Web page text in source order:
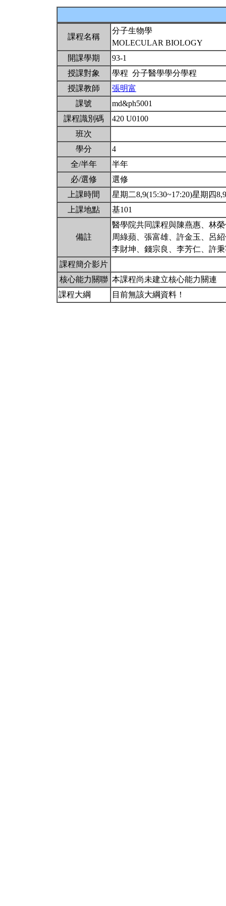
課程名稱
分子生物學
MOLECULAR BIOLOGY
開課學期
93-1
授課對象
學程 分子醫學學分學程
授課教師
張明富
課號
md&ph5001
課程識別碼
420 U0100
班次
學分
4
全/半年
半年
必/選修
選修
上課時間
星期二8,9(15:30~17:20)星期四
上課地點
基101
備註
醫學院共同課程與陳燕惠、林
周綠蘋、張富雄、許金玉、呂
李財坤、錢宗良、李芳仁、許
課程簡介影片
核心能力關聯 本課程尚未建立核心能力關連
課程大綱
目前無該大綱資料！